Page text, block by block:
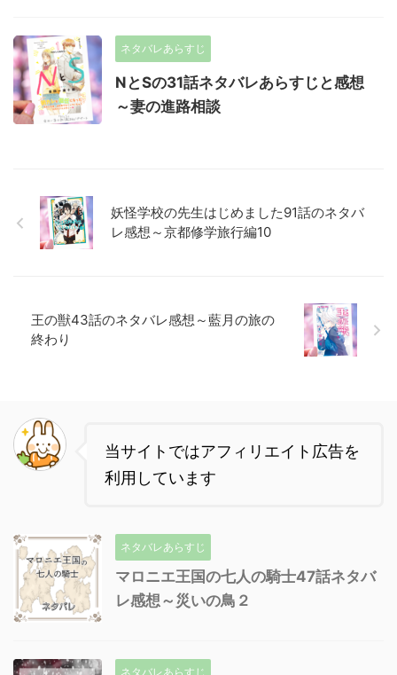
ネタバレあらすじ
NとSの31話ネタバレあらすじと感想
～妻の進路相談
妖怪学校の先生はじめました91話のネタバ
レ感想～京都修学旅行編10
王の獣43話のネタバレ感想～藍月の旅の
終わり
当サイトではアフィリエイト広告を
利用しています
ネタバレあらすじ
マロニエ王国の七人の騎士47話ネタバ
レ感想～災いの鳥２
ネタバレあらすじ